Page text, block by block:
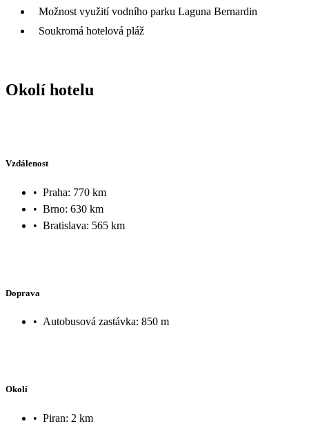
Možnost využití vodního parku Laguna Bernardin
Soukromá hotelová pláž
Okolí hotelu
Vzdálenost
• Praha: 770 km
• Brno: 630 km
• Bratislava: 565 km
Doprava
• Autobusová zastávka: 850 m
Okolí
• Piran: 2 km